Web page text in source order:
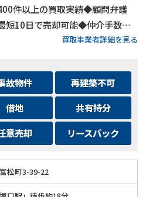
件以上の買取実績◆顧問弁護
短10日で売却可能◆仲介手数
物撤去費用も無料◆リースバック
料
買取事業者詳細を見る
故物件
再建築不可
借地
共有持分
意売却 リースバック
松町3-39-22